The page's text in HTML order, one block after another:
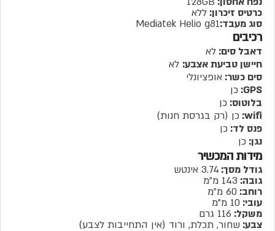
כרטיס זיכרון: ללא
סוג מעבד:Mediatek Helio g81
רכיבים
דאבל סים: לא
חיישן טביעת אצבע:לא
סים כשר: אופציונלי
GPS: כן
בלוטוס: כן
wifi: כן (רק בגרסת חנות)
פנס לד: כן
נגן: כן
מידות המכשיר
גודל מסך: 3.74 אינטש
גובה: 143 מ"מ
רוחב: 60 מ"מ
עובי: 10 מ"מ
משקל: 116 גרם
צבע: שחור, תכלת, ורוד (אין התחייבות לצבע)